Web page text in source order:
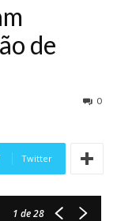
de
0
Twitter
1 de 28